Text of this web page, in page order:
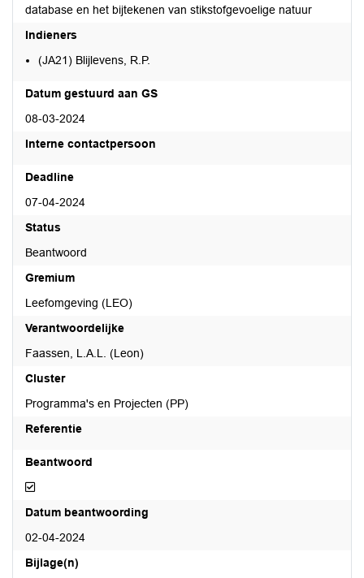
database en het bijtekenen van stikstofgevoelige natuur
Indieners
(JA21) Blijlevens, R.P.
Datum gestuurd aan GS
08-03-2024
Interne contactpersoon
Deadline
07-04-2024
Status
Beantwoord
Gremium
Leefomgeving (LEO)
Verantwoordelijke
Faassen, L.A.L. (Leon)
Cluster
Programma's en Projecten (PP)
Referentie
Beantwoord
Beantwoord
Datum beantwoording
02-04-2024
Bijlage(n)